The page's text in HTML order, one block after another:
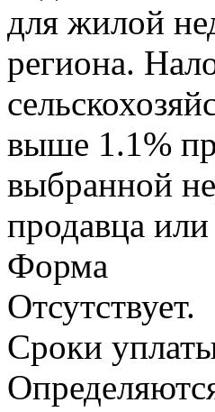
для жилой
региона.
выше 1.1%
выбранной
продавца
Форма
Отсутствует.
Сроки